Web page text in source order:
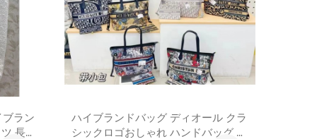
ブラン
長ズ
ハイブランドバッグ ディオール クラ
シックロゴおしゃれ ハンドバッグ ミ